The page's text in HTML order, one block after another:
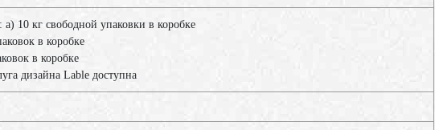
a) 10 кг свободной упаковки в коробке
в коробке
в коробке
дизайна Lable доступна